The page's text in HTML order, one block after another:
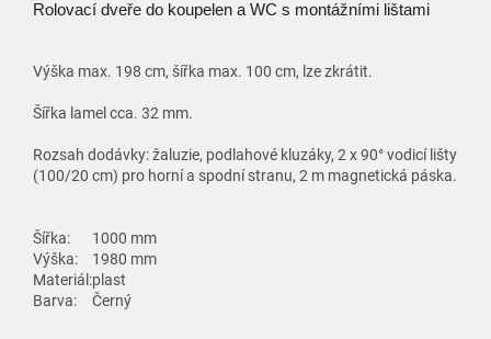
Rolovací dveře do koupelen a WC s montážními lištami
Výška max. 198 cm, šířka max. 100 cm, lze zkrátit.
Šířka lamel cca. 32 mm.
Rozsah dodávky: žaluzie, podlahové kluzáky, 2 x 90° vodicí lišty
(100/20 cm) pro horní a spodní stranu, 2 m magnetická páska.
Šířka:
1000 mm
Výška:
1980 mm
Materiál:plast
Barva:
Černý